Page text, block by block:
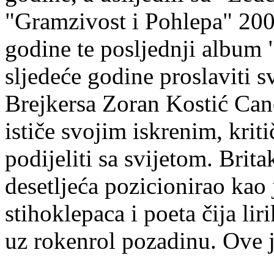
"Gramzivost i Pohlepa"
godine te posljednji
sljedeće godine proslaviti
Brejkersa Zoran Kostić
ističe svojim iskrenim,
podijeliti sa svijetom.
desetljeća pozicionirao
stihoklepaca i poeta čija
uz rokenrol pozadinu.